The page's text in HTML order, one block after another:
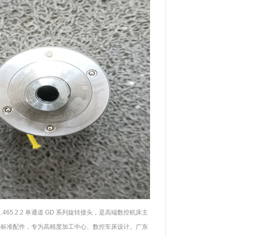
单通道 GD 系列旋转接头，是高端数控机床主
准配件，专为高精度加工中心、数控车床设计。 广东